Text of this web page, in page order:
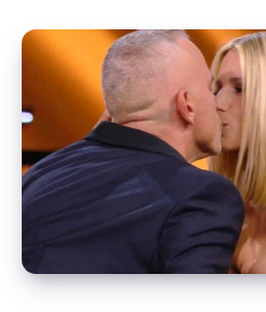
Giulio
Berruti
allo
scoperto